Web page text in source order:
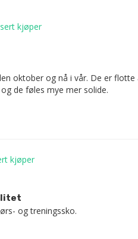
oktober og nå i vår. De er
de føles mye mer solide.
og treningssko.